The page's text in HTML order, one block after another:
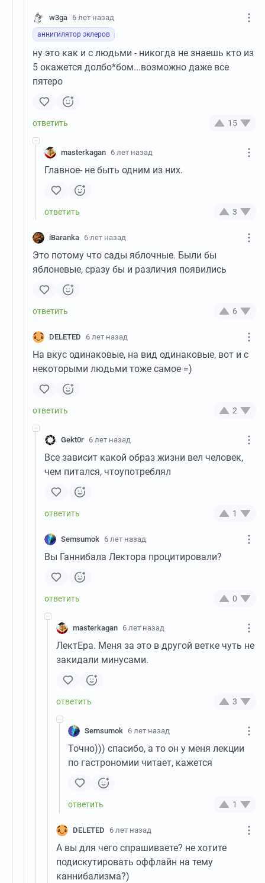
w3ga 6 лет назад
аннигилятор эклеров
ну это как и с людьми - никогда не знаешь кто из
5 окажется долбо*бом...возможно даже все
пятеро
15
masterkagan 6 лет назад
Главное- не быть одним из них.
3
iBaranka 6 лет назад
Это потому что сады яблочные. Были бы
яблоневые, сразу бы и различия появились
6
DELETED 6 лет назад
На вкус одинаковые, на вид одинаковые, вот и с
некоторыми людьми тоже самое =)
2
Gekt0r 6 лет назад
Все зависит какой образ жизни вел человек,
чем питался, чтоупотреблял
1
Semsumok 6 лет назад
Вы Ганнибала Лектора процитировали?
0
masterkagan 6 лет назад
ЛектЕра. Меня за это в другой ветке чуть не
закидали минусами.
3
Semsumok 6 лет назад
Точно))) спасибо, а то он у меня лекции
по гастрономии читает, кажется
1
DELETED 6 лет назад
А вы для чего спрашиваете? не хотите
подискутировать оффлайн на тему
каннибализма?)